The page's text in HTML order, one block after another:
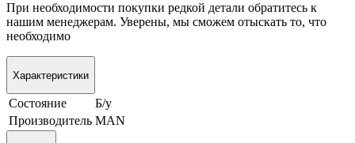
При необходимости покупки редкой детали обратитесь к
нашим менеджерам. Уверены, мы сможем отыскать то, что
необходимо
Характеристики
Состояние
Б/у
Производитель MAN